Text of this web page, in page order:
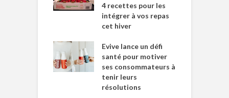
4 recettes pour les
intégrer à vos repas
cet hiver
Evive lance un défi
santé pour motiver
ses consommateurs à
tenir leurs
résolutions